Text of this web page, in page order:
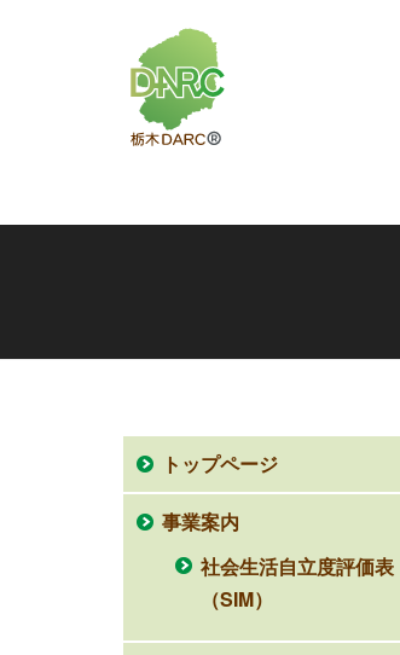
トップページ
事業案内
社会生活自立度評価表
（SIM）